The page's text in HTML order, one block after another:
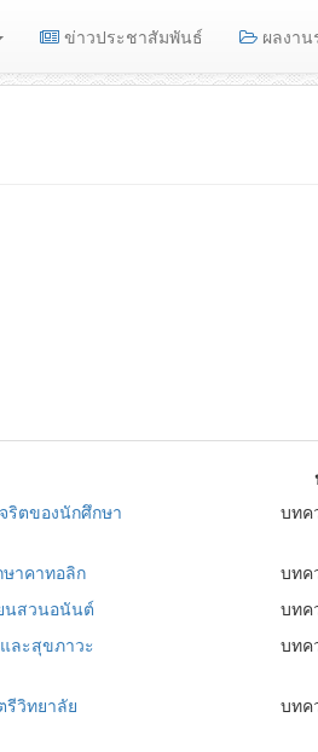
ข่าวประชาสัมพันธ์ ผลงา
ริตของนักศึกษา
บทค
าคาทอลิก บทค
นสวนอนันต์ บทค
ละสุขภาวะ
บทค
วิทยาลัย
บทค